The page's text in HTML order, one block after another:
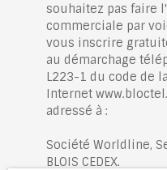
souhaitez pas faire
commerciale par
vous inscrire
au démarchage
L223-1 du code de
Internet
adressé à :
Société Worldline,
BLOIS CEDEX.